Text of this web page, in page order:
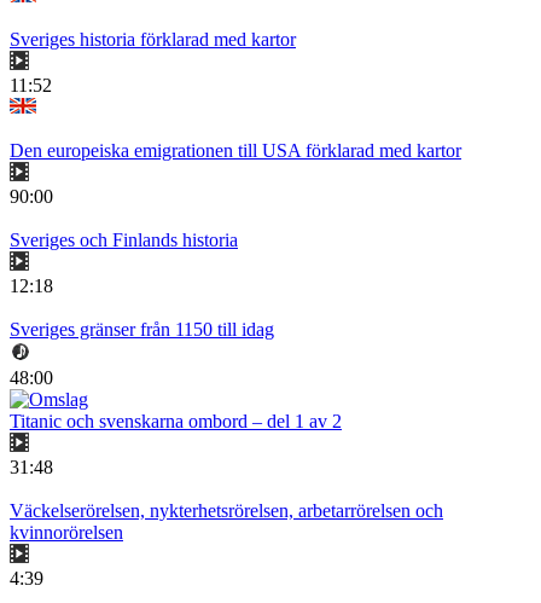
Sveriges historia förklarad med kartor
11:52
Den europeiska emigrationen till USA förklarad med kartor
90:00
Sveriges och Finlands historia
12:18
Sveriges gränser från 1150 till idag
48:00
Titanic och svenskarna ombord – del 1 av 2
31:48
Väckelserörelsen, nykterhetsrörelsen, arbetarrörelsen och
kvinnorörelsen
4:39